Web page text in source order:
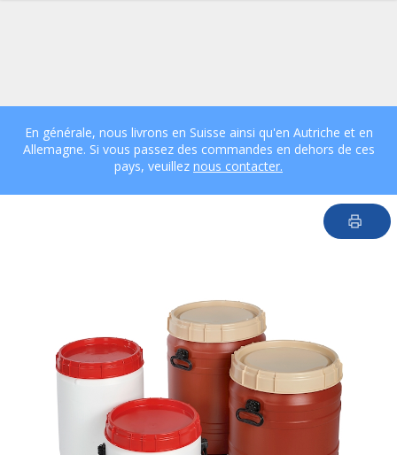
En générale, nous livrons en Suisse ainsi qu'en Autriche et en
Allemagne. Si vous passez des commandes en dehors de ces
pays, veuillez nous contacter.